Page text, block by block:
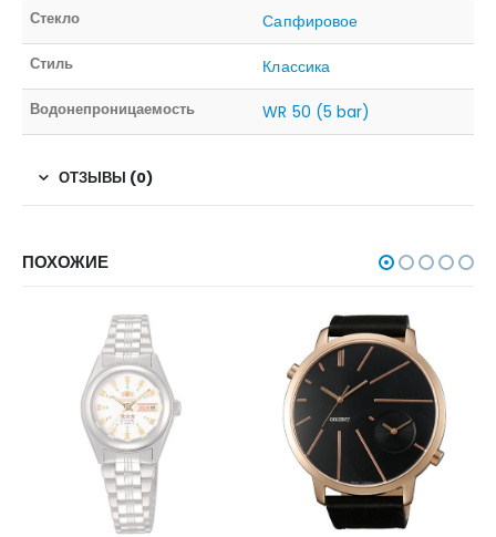
Стекло Сапфировое
Стиль Классика
Водонепроницаемость WR 50 (5 bar)
ОТЗЫВЫ (0)
ПОХОЖИЕ
НЕТ В НАЛИЧИИ